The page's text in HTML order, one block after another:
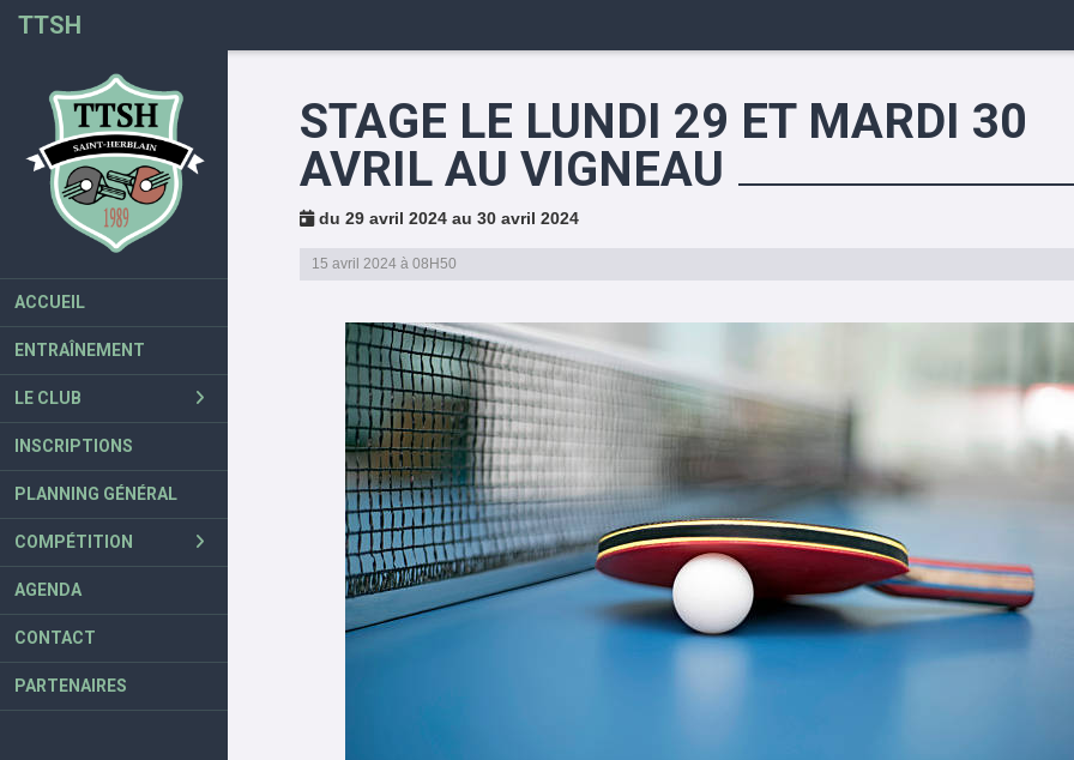
TTSH
ACCUEIL
ENTRAÎNEMENT
LE CLUB
INSCRIPTIONS
PLANNING GÉNÉRAL
COMPÉTITION
AGENDA
CONTACT
PARTENAIRES
STAGE LE LUNDI 29 ET MARDI 30
AVRIL AU VIGNEAU
du 29 avril 2024 au 30 avril 2024
15 avril 2024 à 08H50
Panneau de gestion des cookies